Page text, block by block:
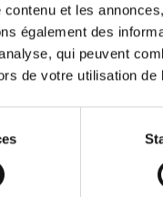
et les
également des
qui peuvent
de votre utilisation de
sur les accessoires
et